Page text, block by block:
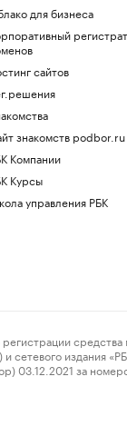
для бизнеса
сайтов
знакомств podbor.ru
Компании
Курсы
управления РБК
средства
издания
03.12.2021 за